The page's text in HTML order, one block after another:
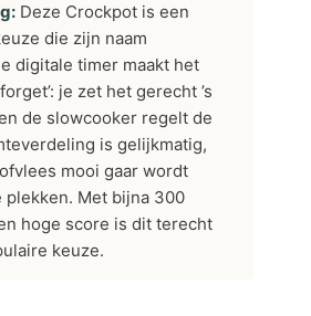
Deze Crockpot is een
die zijn naam
digitale timer maakt het
je zet het gerecht ’s
de slowcooker regelt de
is gelijkmatig,
mooi gaar wordt
plekken. Met bijna 300
hoge score is dit terecht
keuze.